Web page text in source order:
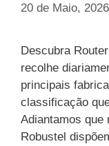
20 de Maio, 2026
Descubra
recolhe
principais
classificação
Adiantamos que
Robustel